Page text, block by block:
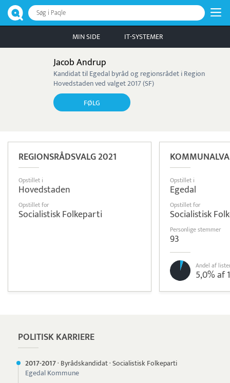
Søg i Paqle
MIN SIDE IT-SYSTEMER
Jacob Andrup
Kandidat til Egedal byråd og regionsrådet i Region
Hovedstaden ved valget 2017 (SF)
FØLG
REGIONSRÅDSVALG 2021
Opstillet i
Hovedstaden
Opstillet for
Socialistisk Folkeparti
Opstillet i
Egedal
Opstillet for
Socialistisk
Personlige stemmer
93
Andel af
5,0% af
POLITISK KARRIERE
2017-2017· Byrådskandidat·Socialistisk Folkeparti
Egedal Kommune